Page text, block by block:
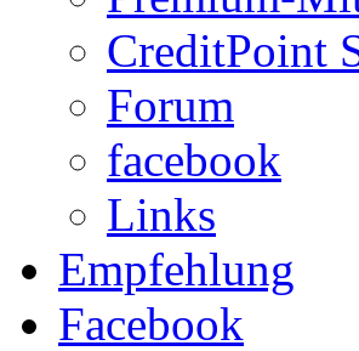
CreditPoint
Forum
facebook
Links
Empfehlung
Facebook